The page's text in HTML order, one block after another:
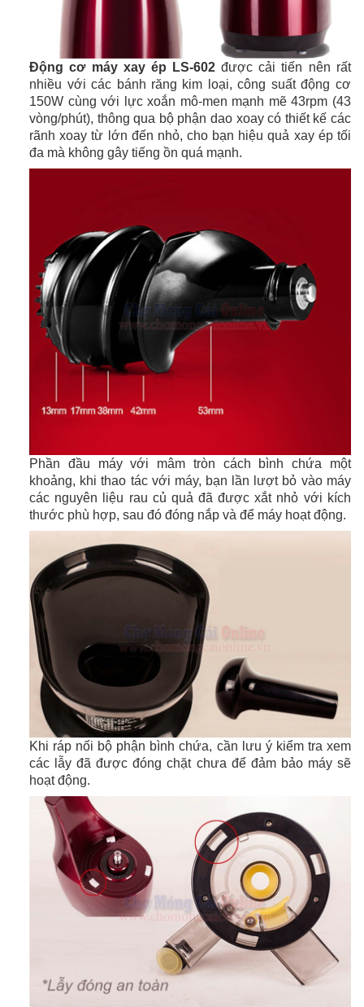
Động cơ máy xay ép LS-602được cải tiến nên rất
nhiều với các bánh răng kim loại, công suất động cơ
150W cùng với lực xoắn mô-men mạnh mẽ 43rpm (43
vòng/phút), thông qua bộ phận dao xoay có thiết kế các
rãnh xoay từ lớn đến nhỏ, cho bạn hiệu quả xay ép tối
đa mà không gây tiếng ồn quá mạnh.
Phần đầu máy với mâm tròn cách bình chứa một
khoảng, khi thao tác với máy, bạn lần lượt bỏ vào máy
các nguyên liệu rau củ quả đã được xắt nhỏ với kích
thước phù hợp, sau đó đóng nắp và để máy hoạt động.
Khi ráp nối bộ phận bình chứa, cần lưu ý kiểm tra xem
các lẫy đã được đóng chặt chưa để đảm bảo máy sẽ
hoạt động.